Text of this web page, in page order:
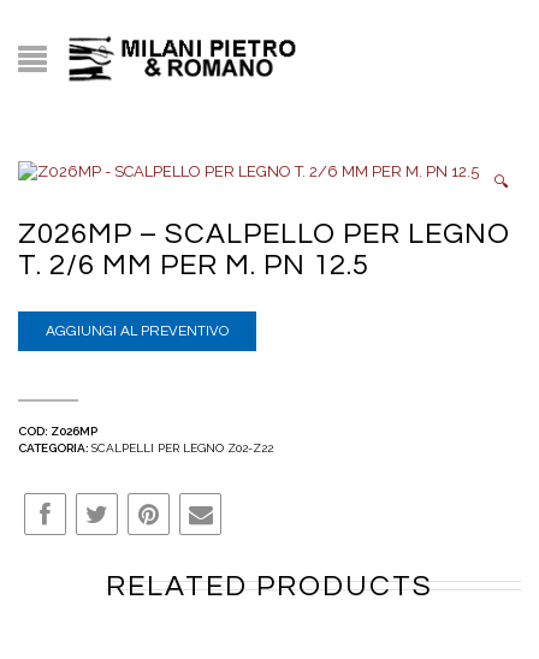
🔍
Z026MP – SCALPELLO PER LEGNO
T. 2/6 MM PER M. PN 12.5
AGGIUNGI AL PREVENTIVO
COD: Z026MP
CATEGORIA: SCALPELLI PER LEGNO Z02-Z22
RELATED PRODUCTS